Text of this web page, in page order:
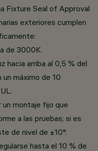
Fixture Seal of Approval
exteriores cumplen
de 3000K.
hacia arriba al 0,5 % del
máximo de 10
un montaje fijo que
a las pruebas; si es
de nivel de ±10°.
hasta el 10 % de